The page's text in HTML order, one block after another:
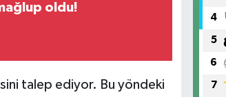
oldu!
talep ediyor. Bu yöndeki
4
5
6
7